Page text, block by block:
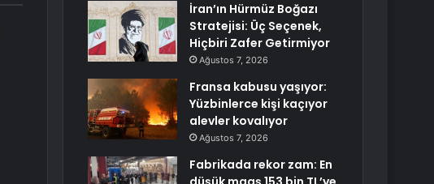
İran’ın Hürmüz Boğazı
Stratejisi: Üç Seçenek,
Hiçbiri Zafer Getirmiyor
Ağustos 7, 2026
Fransa kabusu yaşıyor:
Yüzbinlerce kişi kaçıyor
alevler kovalıyor
Ağustos 7, 2026
Fabrikada rekor zam: En